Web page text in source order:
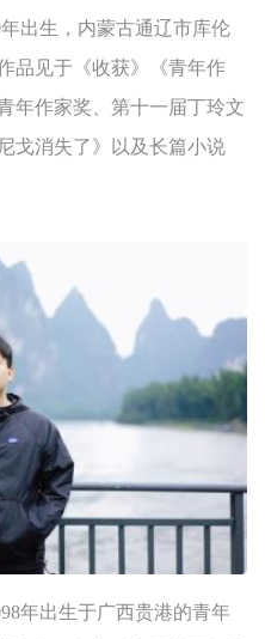
出生，内蒙古通辽市库伦
品见于《收获》《青年作
年作家奖、第十一届丁玲文
戈消失了》以及长篇小说
年出生于广西贵港的青年